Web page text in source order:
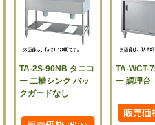
TA-2S-90NB タニコ
ー 二槽シンク バッ
クガードなし
TA-WCT-
ー 調理台